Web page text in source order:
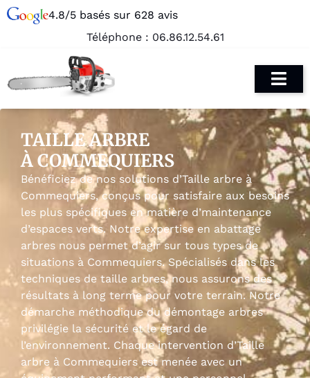
4.8/5 basés sur 628 avis
Téléphone : 06.86.12.54.61
TAILLE ARBRE
À COMMEQUIERS
Bénéficiez de nos solutions d’Taille arbre à
Commequiers, conçus pour satisfaire aux besoins
les plus spécifiques en matière d’maintenance
d’espaces verts. Notre expertise en abattage
arbres nous permet d’agir sur tous types de
situations à Commequiers. Spécialisés dans les
techniques de taille arbres, nous assurons des
résultats à long terme pour votre terrain. Notre
démarche méthodique du démontage arbres
privilégie la sécurité et le égard de
l’environnement. Chaque intervention d’Taille
arbre à Commequiers est menée avec un